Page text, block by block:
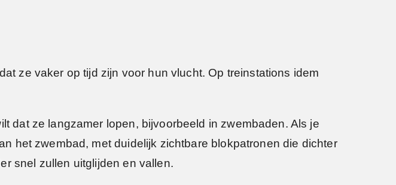
ze vaker op tijd zijn voor hun vlucht. Op treinstations idem
dat ze langzamer lopen, bijvoorbeeld in zwembaden. Als je
het zwembad, met duidelijk zichtbare blokpatronen die dichter
snel zullen uitglijden en vallen.